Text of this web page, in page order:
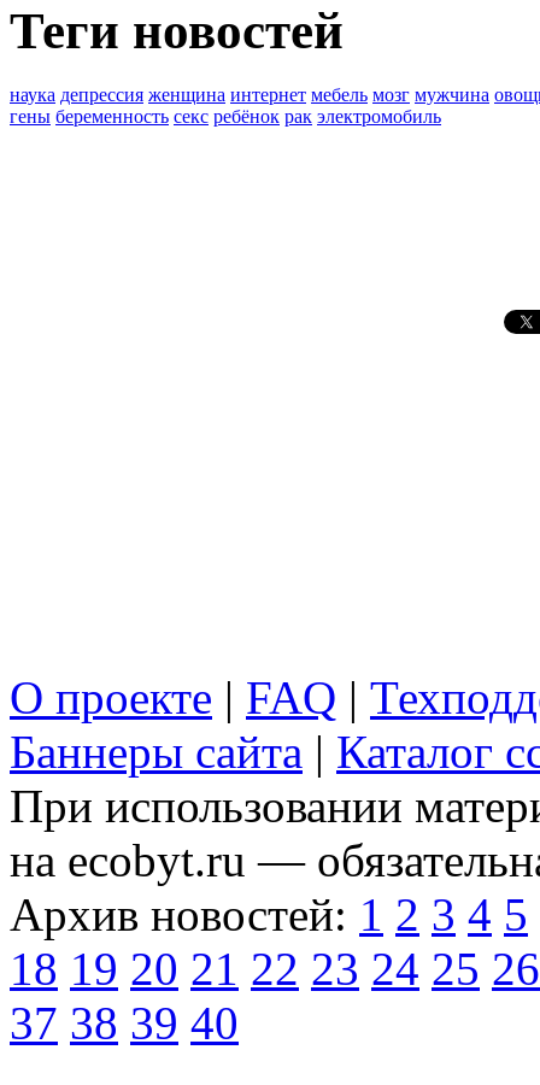
Теги новостей
наука депрессия женщина интернет мебель мозг мужчина
гены беременность секс ребёнок рак электромобиль
О проекте | FAQ |
Баннеры сайта | Каталог
При использовании
на ecobyt.ru —
Архив новостей: 1 2 3 4 5
18 19 20 21 22 23 24 25 26
37 38 39 40